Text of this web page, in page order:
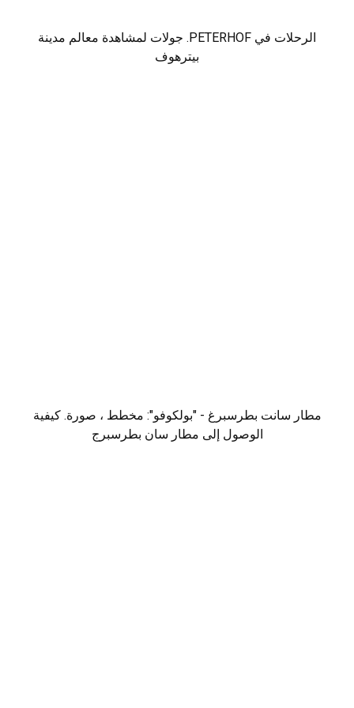
الرحلات في PETERHOF. جولات لمشاهدة معالم مدينة
بيترهوف
مطار سانت بطرسبرغ - "بولكوفو": مخطط ، صورة. كيفية
الوصول إلى مطار سان بطرسبرج